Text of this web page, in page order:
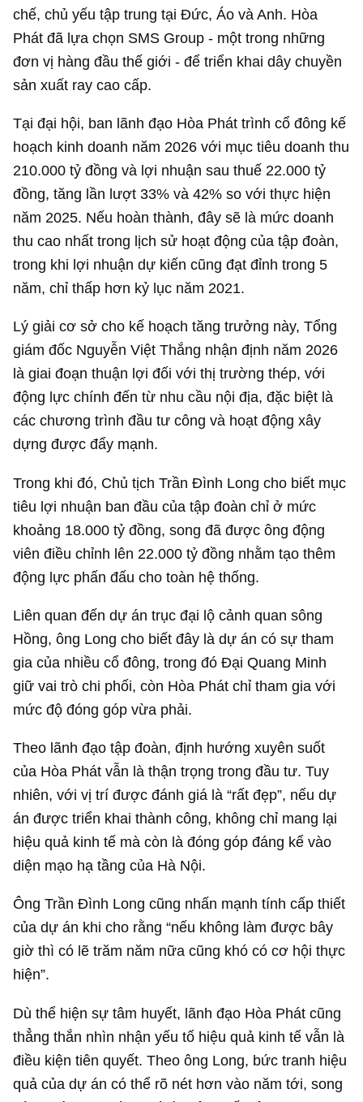
chế, chủ yếu tập trung tại Đức, Áo và Anh. Hòa
Phát đã lựa chọn SMS Group - một trong những
đơn vị hàng đầu thế giới - để triển khai dây chuyền
sản xuất ray cao cấp.
Tại đại hội, ban lãnh đạo Hòa Phát trình cổ đông kế
hoạch kinh doanh năm 2026 với mục tiêu doanh thu
210.000 tỷ đồng và lợi nhuận sau thuế 22.000 tỷ
đồng, tăng lần lượt 33% và 42% so với thực hiện
năm 2025. Nếu hoàn thành, đây sẽ là mức doanh
thu cao nhất trong lịch sử hoạt động của tập đoàn,
trong khi lợi nhuận dự kiến cũng đạt đỉnh trong 5
năm, chỉ thấp hơn kỷ lục năm 2021.
Lý giải cơ sở cho kế hoạch tăng trưởng này, Tổng
giám đốc Nguyễn Việt Thắng nhận định năm 2026
là giai đoạn thuận lợi đối với thị trường thép, với
động lực chính đến từ nhu cầu nội địa, đặc biệt là
các chương trình đầu tư công và hoạt động xây
dựng được đẩy mạnh.
Trong khi đó, Chủ tịch Trần Đình Long cho biết mục
tiêu lợi nhuận ban đầu của tập đoàn chỉ ở mức
khoảng 18.000 tỷ đồng, song đã được ông động
viên điều chỉnh lên 22.000 tỷ đồng nhằm tạo thêm
động lực phấn đấu cho toàn hệ thống.
Liên quan đến dự án trục đại lộ cảnh quan sông
Hồng, ông Long cho biết đây là dự án có sự tham
gia của nhiều cổ đông, trong đó Đại Quang Minh
giữ vai trò chi phối, còn Hòa Phát chỉ tham gia với
mức độ đóng góp vừa phải.
Theo lãnh đạo tập đoàn, định hướng xuyên suốt
của Hòa Phát vẫn là thận trọng trong đầu tư. Tuy
nhiên, với vị trí được đánh giá là “rất đẹp”, nếu dự
án được triển khai thành công, không chỉ mang lại
hiệu quả kinh tế mà còn là đóng góp đáng kể vào
diện mạo hạ tầng của Hà Nội.
Ông Trần Đình Long cũng nhấn mạnh tính cấp thiết
của dự án khi cho rằng “nếu không làm được bây
giờ thì có lẽ trăm năm nữa cũng khó có cơ hội thực
hiện”.
Dù thể hiện sự tâm huyết, lãnh đạo Hòa Phát cũng
thẳng thắn nhìn nhận yếu tố hiệu quả kinh tế vẫn là
điều kiện tiên quyết. Theo ông Long, bức tranh hiệu
quả của dự án có thể rõ nét hơn vào năm tới, song